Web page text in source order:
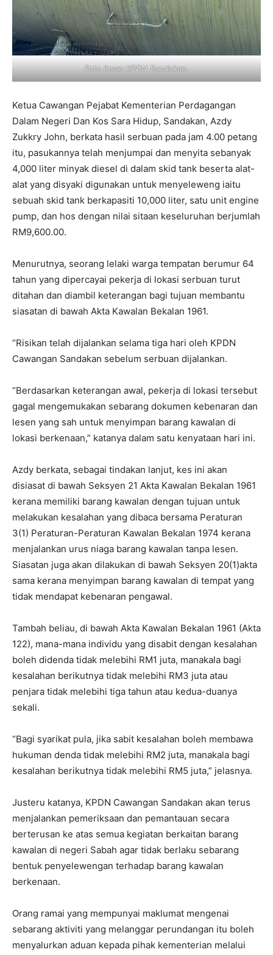
Foto ihsan KPDN Sandakan.
Ketua Cawangan Pejabat Kementerian Perdagangan
Dalam Negeri Dan Kos Sara Hidup, Sandakan, Azdy
Zukkry John, berkata hasil serbuan pada jam 4.00 petang
itu, pasukannya telah menjumpai dan menyita sebanyak
4,000 liter minyak diesel di dalam skid tank beserta alat-
alat yang disyaki digunakan untuk menyeleweng iaitu
sebuah skid tank berkapasiti 10,000 liter, satu unit engine
pump, dan hos dengan nilai sitaan keseluruhan berjumlah
RM9,600.00.
Menurutnya, seorang lelaki warga tempatan berumur 64
tahun yang dipercayai pekerja di lokasi serbuan turut
ditahan dan diambil keterangan bagi tujuan membantu
siasatan di bawah Akta Kawalan Bekalan 1961.
“Risikan telah dijalankan selama tiga hari oleh KPDN
Cawangan Sandakan sebelum serbuan dijalankan.
“Berdasarkan keterangan awal, pekerja di lokasi tersebut
gagal mengemukakan sebarang dokumen kebenaran dan
lesen yang sah untuk menyimpan barang kawalan di
lokasi berkenaan,” katanya dalam satu kenyataan hari ini.
Azdy berkata, sebagai tindakan lanjut, kes ini akan
disiasat di bawah Seksyen 21 Akta Kawalan Bekalan 1961
kerana memiliki barang kawalan dengan tujuan untuk
melakukan kesalahan yang dibaca bersama Peraturan
3(1) Peraturan-Peraturan Kawalan Bekalan 1974 kerana
menjalankan urus niaga barang kawalan tanpa lesen.
Siasatan juga akan dilakukan di bawah Seksyen 20(1)akta
sama kerana menyimpan barang kawalan di tempat yang
tidak mendapat kebenaran pengawal.
Tambah beliau, di bawah Akta Kawalan Bekalan 1961 (Akta
122), mana-mana individu yang disabit dengan kesalahan
boleh didenda tidak melebihi RM1 juta, manakala bagi
kesalahan berikutnya tidak melebihi RM3 juta atau
penjara tidak melebihi tiga tahun atau kedua-duanya
sekali.
“Bagi syarikat pula, jika sabit kesalahan boleh membawa
hukuman denda tidak melebihi RM2 juta, manakala bagi
kesalahan berikutnya tidak melebihi RM5 juta,” jelasnya.
Justeru katanya, KPDN Cawangan Sandakan akan terus
menjalankan pemeriksaan dan pemantauan secara
berterusan ke atas semua kegiatan berkaitan barang
kawalan di negeri Sabah agar tidak berlaku sebarang
bentuk penyelewengan terhadap barang kawalan
berkenaan.
Orang ramai yang mempunyai maklumat mengenai
sebarang aktiviti yang melanggar perundangan itu boleh
menyalurkan aduan kepada pihak kementerian melalui